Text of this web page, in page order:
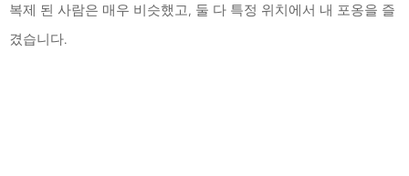
복제 된 사람은 매우 비슷했고, 둘 다 특정 위치에서 내 포옹을 즐
겼습니다.